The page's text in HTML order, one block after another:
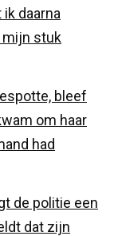
daarna
mijn stuk
bleef
om haar
had
de politie een
dat zijn